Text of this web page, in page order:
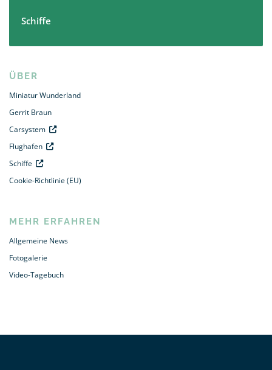
Schiffe
ÜBER
Miniatur Wunderland
Gerrit Braun
Carsystem
Flughafen
Schiffe
Cookie-Richtlinie (EU)
MEHR ERFAHREN
Allgemeine News
Fotogalerie
Video-Tagebuch